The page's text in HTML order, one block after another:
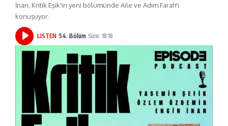
İnan, Kritik Eşik'in yeni bölümünde Aile ve Adım Farah'ı
konuşuyor.
LISTEN 54. Bölüm Süre: 18:18